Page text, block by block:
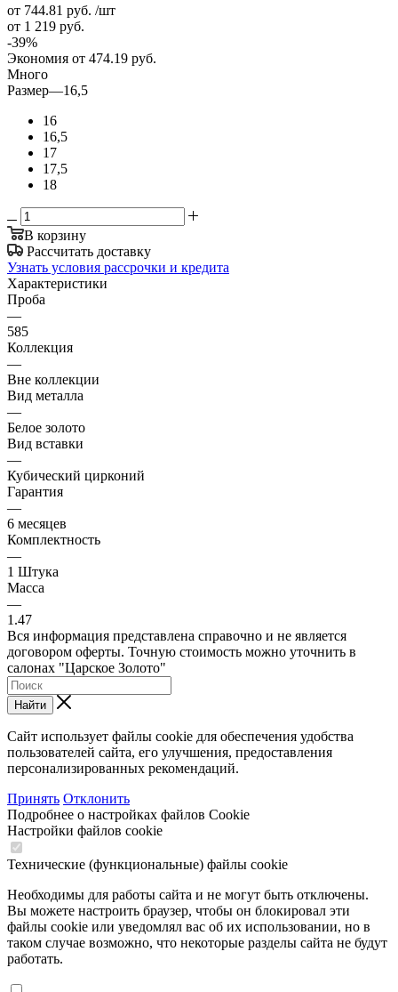
от 744.81 руб. /шт
от 1 219 руб.
-39%
Экономия от 474.19 руб.
Много
Размер—16,5
16
16,5
17
17,5
18
В корзину
Рассчитать доставку
Узнать условия рассрочки и кредита
Характеристики
Проба
—
585
Коллекция
—
Вне коллекции
Вид металла
—
Белое золото
Вид вставки
—
Кубический цирконий
Гарантия
—
6 месяцев
Комплектность
—
1 Штука
Масса
—
1.47
Вся информация представлена справочно и не является
договором оферты. Точную стоимость можно уточнить в
салонах "Царское Золото"
Найти
Сайт использует файлы cookie для обеспечения удобства
пользователей сайта, его улучшения, предоставления
персонализированных рекомендаций.
Принять Отклонить
Подробнее о настройках файлов Cookie
Настройки файлов cookie
Технические (функциональные) файлы cookie
Необходимы для работы сайта и не могут быть отключены.
Вы можете настроить браузер, чтобы он блокировал эти
файлы cookie или уведомлял вас об их использовании, но в
таком случае возможно, что некоторые разделы сайта не будут
работать.